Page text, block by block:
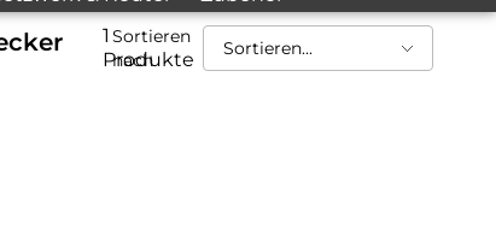
1
Produkte
Sortieren
nach